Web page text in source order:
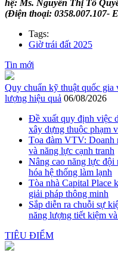
hệ: Ms. Nguyễn Thị Tố
(Điện thoại: 0358.007.107-
Tags:
Giờ trái đất 2025
Tin mới
Quy chuẩn kỹ thuật quốc
lượng hiệu quả 06/08/2026
Đề xuất quy định việc
xây dựng thuộc phạm
Tọa đàm VTV: Doanh
và năng lực cạnh tranh
Nâng cao năng lực đội
hóa hệ thống làm lạnh
Tòa nhà Capital Place
giải pháp thông minh
Sắp diễn ra chuỗi sự
năng lượng tiết kiệm
TIÊU ĐIỂM